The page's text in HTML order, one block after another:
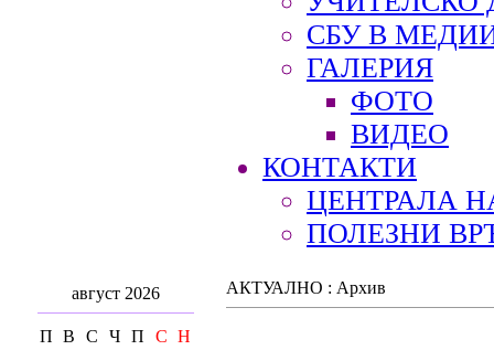
СБУ В
ГАЛЕРИЯ
ФОТО
ВИДЕО
КОНТАКТИ
ЦЕНТРАЛА
ПОЛЕЗНИ
август 2026
П В С Ч П С Н
АКТУАЛНО : Архив